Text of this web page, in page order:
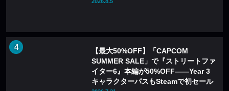
【最大50%OFF】「CAPCOM
SUMMER SALE」で『ストリートファ
イター6』本編が50%OFF——Year 3
キャラクターパスもSteamで初セール